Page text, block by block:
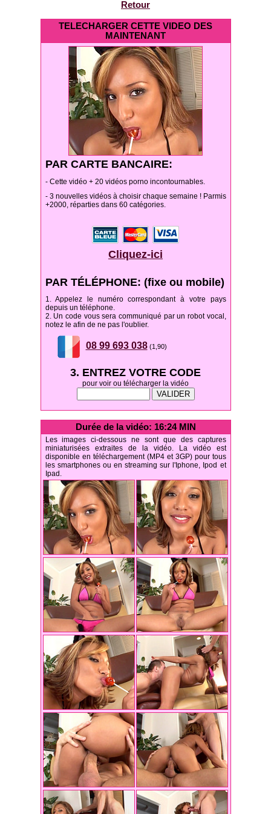
Retour
TELECHARGER CETTE VIDEO DES
MAINTENANT
PAR CARTE BANCAIRE:
- Cette vidéo + 20 vidéos porno incontournables.
- 3 nouvelles vidéos à choisir chaque semaine ! Parmis
+2000, réparties dans 60 catégories.
Cliquez-ici
PAR TÉLÉPHONE: (fixe ou mobile)
1. Appelez le numéro correspondant à votre pays
depuis un téléphone.
2. Un code vous sera communiqué par un robot vocal,
notez le afin de ne pas l'oublier.
08 99 693 038(1,90)
3. ENTREZ VOTRE CODE
pour voir ou télécharger la vidéo
Durée de la vidéo: 16:24 MIN
Les images ci-dessous ne sont que des captures
miniaturisées extraites de la vidéo. La vidéo est
disponible en téléchargement (MP4 et 3GP) pour tous
les smartphones ou en streaming sur l'Iphone, Ipod et
Ipad.